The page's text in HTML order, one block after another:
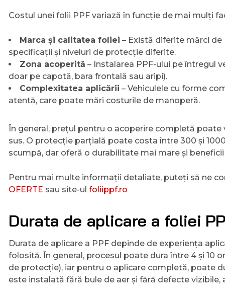
Costul unei folii PPF variază în funcție de mai mulți
Marca și calitatea foliei – Există diferite mărci de
specificații și niveluri de protecție diferite.
Zona acoperită – Instalarea PPF-ului pe întregul
doar pe capotă, bara frontală sau aripi).
Complexitatea aplicării – Vehiculele cu forme
atentă, care poate mări costurile de manoperă.
În general, prețul pentru o acoperire completă
sus. O protecție parțială poate costa între 300 și
scumpă, dar oferă o durabilitate mai mare și
Pentru mai multe informații detaliate, puteți să ne
OFERTE sau site-ul foliippf.ro
Durata de aplicare a foliei
Durata de aplicare a PPF depinde de experiența
folosită. În general, procesul poate dura între 4 și 10
de protecție), iar pentru o aplicare completă, poate
este instalată fără bule de aer și fără defecte